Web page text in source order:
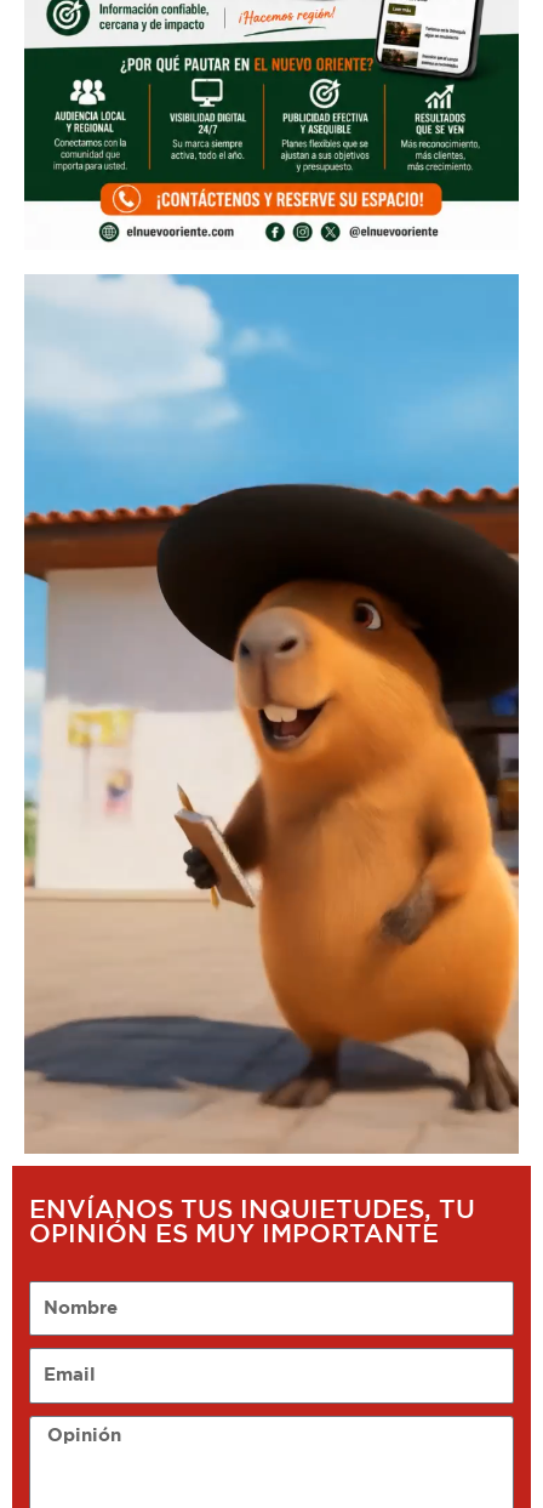
ENVÍANOS TUS INQUIETUDES, TU
OPINIÓN ES MUY IMPORTANTE
Opinión